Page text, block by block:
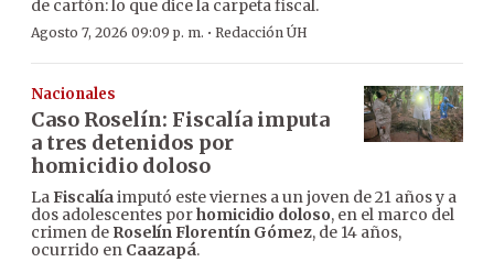
de cartón: lo que dice la carpeta fiscal.
Agosto 7, 2026 09:09 p. m. · Redacción ÚH
Nacionales
Caso Roselín: Fiscalía imputa
a tres detenidos por
homicidio doloso
LaFiscalíaimputó este viernes a un joven de 21 años y a
dos adolescentes porhomicidio doloso, en el marco del
crimen de Roselín Florentín Gómez, de 14 años,
ocurrido en Caazapá.